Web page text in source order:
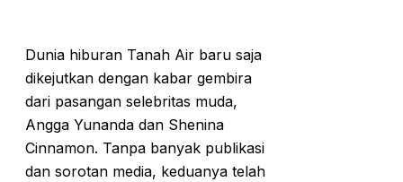
Dunia hiburan Tanah Air baru saja
dikejutkan dengan kabar gembira
dari pasangan selebritas muda,
Angga Yunanda dan Shenina
Cinnamon. Tanpa banyak publikasi
dan sorotan media, keduanya telah